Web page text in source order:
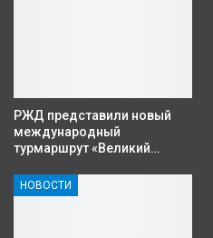
РЖД представили новый
международный
турмаршрут «Великий…
НОВОСТИ